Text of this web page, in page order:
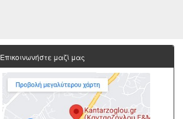
Επικοινωνήστε μαζί μας